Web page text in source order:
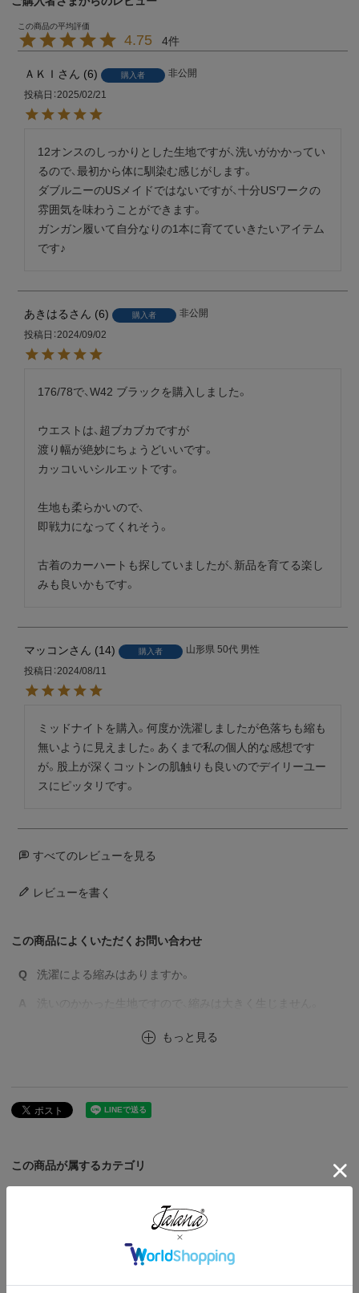
4.75 4
ＡＫＩ 6 購入者
非公開
投稿日 2025/02/21
12オンスのしっかりとした生地ですが、洗いがかかってい
るので、最初から体に馴染む感じがします。
ダブルニーのUSメイドではないですが、十分USワークの
雰囲気を味わうことができます。
ガンガン履いて自分なりの1本に育てていきたいアイテム
です♪
あきはる 6 購入者
非公開
投稿日 2024/09/02
176/78で、W42 ブラックを購入しました。
ウエストは、超ブカブカですが
渡り幅が絶妙にちょうどいいです。
カッコいいシルエットです。
生地も柔らかいので、
即戦力になってくれそう。
古着のカーハートも探していましたが、新品を育てる楽し
みも良いかもです。
マッコン 14 購入者 山形県 50代 男性
投稿日 2024/08/11
ミッドナイトを購入。何度か洗濯しましたが色落ちも縮も
無いように見えました。あくまで私の個人的な感想です
が。股上が深くコットンの肌触りも良いのでデイリーユー
スにピッタリです。
すべてのレビューを見る
レビューを書く
この商品によくいただくお問い合わせ
Q 洗濯による縮みはありますか。
A 洗いのかかった生地ですので、縮みは大きく生じません。
もっと見る
この商品が属するカテゴリ
カーハート Carhartt B11 ウォッシュド ダック ペインターパンツ
WORK PANTS from USA
カーハート Carhartt B11 ウォッシュド ダック ペインターパンツ